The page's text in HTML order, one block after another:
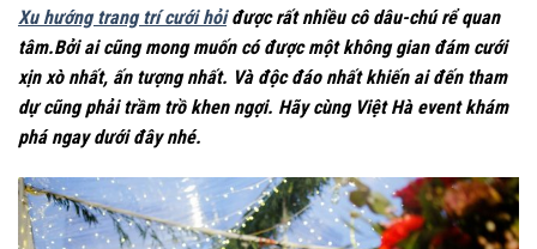
Xu hướng trang trí cưới hỏiđược rất nhiều cô dâu-chú rể quan
tâm.Bởi ai cũng mong muốn có được một không gian đám cưới
xịn xò nhất, ấn tượng nhất. Và độc đáo nhất khiến ai đến tham
dự cũng phải trầm trồ khen ngợi. Hãy cùng Việt Hà event khám
phá ngay dưới đây nhé.